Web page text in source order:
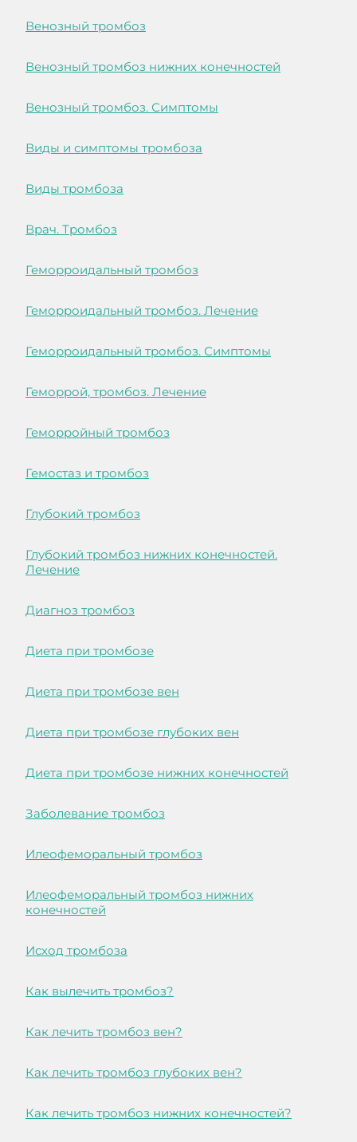
Венозный тромбоз
Венозный тромбоз нижних конечностей
Венозный тромбоз. Симптомы
Виды и симптомы тромбоза
Виды тромбоза
Врач. Тромбоз
Геморроидальный тромбоз
Геморроидальный тромбоз. Лечение
Геморроидальный тромбоз. Симптомы
Геморрой, тромбоз. Лечение
Геморройный тромбоз
Гемостаз и тромбоз
Глубокий тромбоз
Глубокий тромбоз нижних конечностей.
Лечение
Диагноз тромбоз
Диета при тромбозе
Диета при тромбозе вен
Диета при тромбозе глубоких вен
Диета при тромбозе нижних конечностей
Заболевание тромбоз
Илеофеморальный тромбоз
Илеофеморальный тромбоз нижних
конечностей
Исход тромбоза
Как вылечить тромбоз?
Как лечить тромбоз вен?
Как лечить тромбоз глубоких вен?
Как лечить тромбоз нижних конечностей?